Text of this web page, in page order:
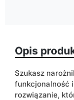
Pojemnik na
Kształt
Opis
Szukasz
funkcjonalność
rozwiązanie,